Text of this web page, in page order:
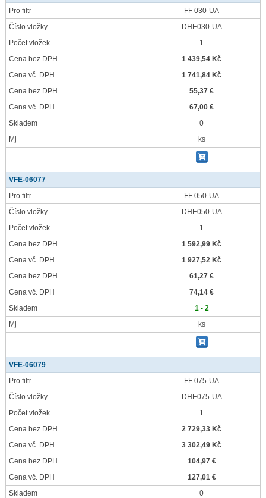
Pro filtr
FF 030-UA
Číslo vložky
DHE030-UA
Počet vložek
1
Cena bez DPH
1 439,54 Kč
Cena vč. DPH
1 741,84 Kč
Cena bez DPH
55,37 €
Cena vč. DPH
67,00 €
Skladem
0
Mj
ks
VFE-06077
Pro filtr
FF 050-UA
Číslo vložky
DHE050-UA
Počet vložek
1
Cena bez DPH
1 592,99 Kč
Cena vč. DPH
1 927,52 Kč
Cena bez DPH
61,27 €
Cena vč. DPH
74,14 €
Skladem
1 - 2
Mj
ks
VFE-06079
Pro filtr
FF 075-UA
Číslo vložky
DHE075-UA
Počet vložek
1
Cena bez DPH
2 729,33 Kč
Cena vč. DPH
3 302,49 Kč
Cena bez DPH
104,97 €
Cena vč. DPH
127,01 €
Skladem
0